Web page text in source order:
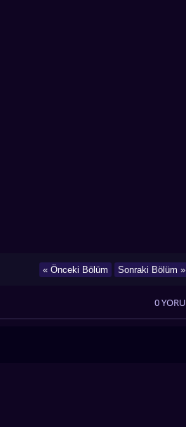
Sonraki Bölüm »
« Önceki Bölüm
0